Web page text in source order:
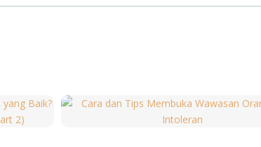
dan ada pula di antara mereka
membincang ahlulkitab, tidak menjelekkan
bersama-sama menjalin hubungan yang
ditanamkan pada diri masing-masing,
terbaik dan penuh kebijaksanaan.